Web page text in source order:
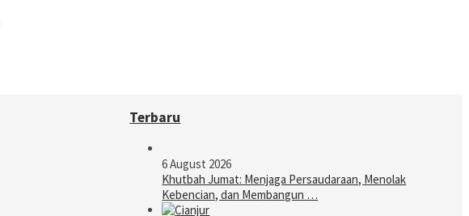
Terbaru
6 August 2026
Khutbah Jumat: Menjaga Persaudaraan, Menolak
Kebencian, dan Membangun …